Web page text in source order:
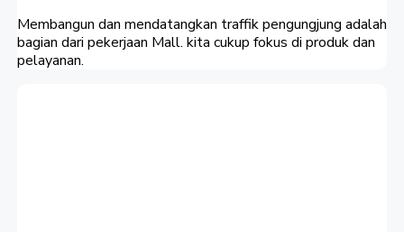
Membangun dan mendatangkan traffik pengungjung adalah
bagian dari pekerjaan Mall. kita cukup fokus di produk dan
pelayanan.